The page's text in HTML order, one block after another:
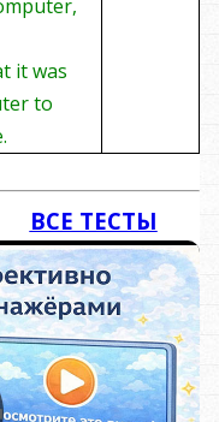
it was
to
ВСЕ ТЕСТЫ